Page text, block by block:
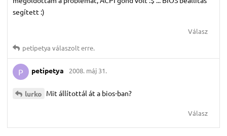
segített :)
Válasz
petipetya válaszolt erre.
P petipetya 2008. máj 31.
lurko Mit állítottál át a bios-ban?
Válasz